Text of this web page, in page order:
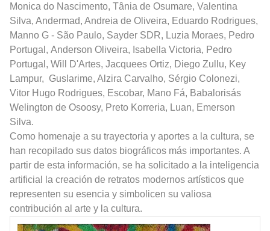
Monica do Nascimento, Tânia de Osumare, Valentina
Silva, Andermad, Andreia de Oliveira, Eduardo Rodrigues,
Manno G - São Paulo, Sayder SDR, Luzia Moraes, Pedro
Portugal, Anderson Oliveira, Isabella Victoria, Pedro
Portugal, Will D'Artes, Jacquees Ortiz, Diego Zullu, Key
Lampur, Guslarime, Alzira Carvalho, Sérgio Colonezi,
Vitor Hugo Rodrigues, Escobar, Mano Fá, Babalorisás
Welington de Osoosy, Preto Korreria, Luan, Emerson
Silva.
Como homenaje a su trayectoria y aportes a la cultura, se
han recopilado sus datos biográficos más importantes. A
partir de esta información, se ha solicitado a la inteligencia
artificial la creación de retratos modernos artísticos que
representen su esencia y simbolicen su valiosa
contribución al arte y la cultura.